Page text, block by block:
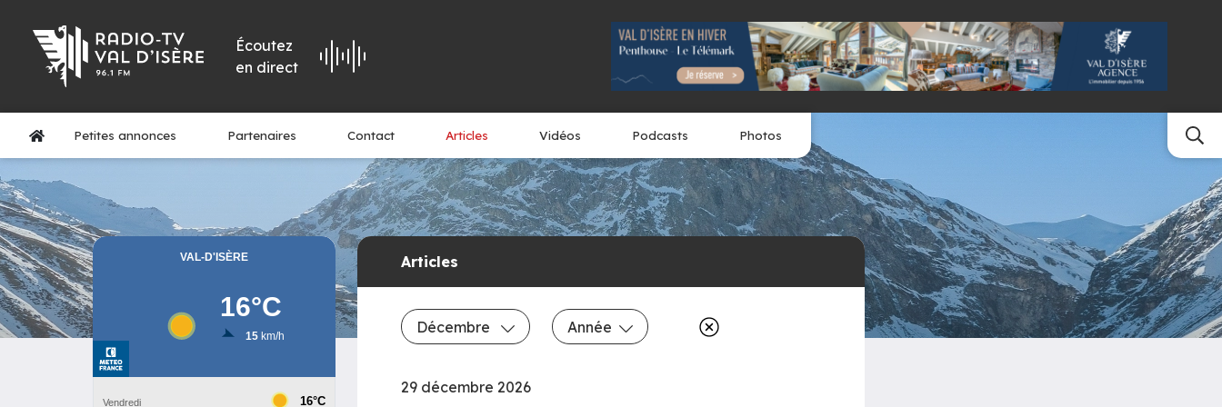
Écoutez
en direct
Petites annonces Partenaires Contact Articles Vidéos Podcasts Photos
Articles
Décembre Année
29 décembre 2026